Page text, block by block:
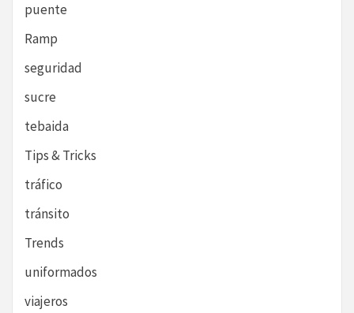
puente
Ramp
seguridad
sucre
tebaida
Tips & Tricks
tráfico
tránsito
Trends
uniformados
viajeros